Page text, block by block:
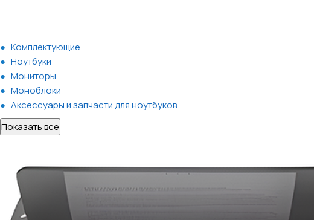
Комплектующие
Ноутбуки
Мониторы
Моноблоки
Аксессуары и запчасти для ноутбуков
Показать все